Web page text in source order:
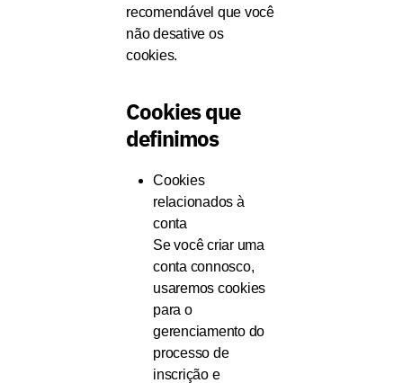
recomendável que você
não desative os
cookies.
Cookies que
definimos
Cookies
relacionados à
conta
Se você criar uma
conta connosco,
usaremos cookies
para o
gerenciamento do
processo de
inscrição e